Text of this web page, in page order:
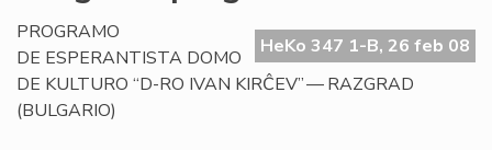
la
HeKo 347 1-B, 26 feb 08
PROGRAMO
DE ESPERANTISTA DOMO
DE KULTURO “D-RO IVAN KIRĈEV” — RAZGRAD
(BULGARIO)